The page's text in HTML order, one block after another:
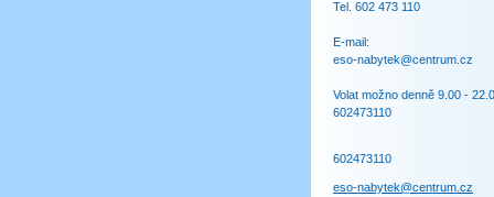
Tel. 602 473 110
E-mail:
eso-nabytek@centrum.cz
Volat možno denně 9.00 -
602473110
602473110
eso-nabytek@centrum.cz